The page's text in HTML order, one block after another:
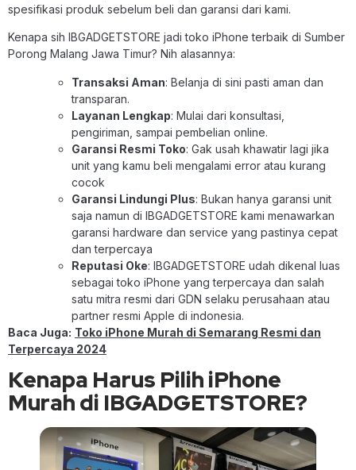
spesifikasi produk sebelum beli dan garansi dari kami.
Kenapa sih IBGADGETSTORE jadi toko iPhone terbaik di Sumber
Porong Malang Jawa Timur? Nih alasannya:
Transaksi Aman: Belanja di sini pasti aman dan
transparan.
Layanan Lengkap: Mulai dari konsultasi,
pengiriman, sampai pembelian online.
Garansi Resmi Toko: Gak usah khawatir lagi jika
unit yang kamu beli mengalami error atau kurang
cocok
Garansi Lindungi Plus: Bukan hanya garansi unit
saja namun di IBGADGETSTORE kami menawarkan
garansi hardware dan service yang pastinya cepat
dan terpercaya
Reputasi Oke: IBGADGETSTORE udah dikenal luas
sebagai toko iPhone yang terpercaya dan salah
satu mitra resmi dari GDN selaku perusahaan atau
partner resmi Apple di indonesia.
Baca Juga: Toko iPhone Murah di Semarang Resmi dan
Terpercaya 2024
Kenapa Harus Pilih iPhone
Murah di IBGADGETSTORE?